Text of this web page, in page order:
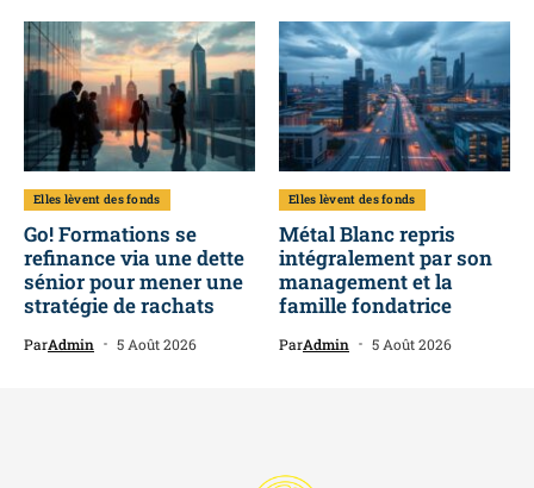
Elles lèvent des fonds
Go! Formations se
refinance via une dette
sénior pour mener une
stratégie de rachats
ParAdmin 5 Août 2026
Elles lèvent des fonds
Métal Blanc repris
intégralement par son
management et la
famille fondatrice
ParAdmin 5 Août 2026